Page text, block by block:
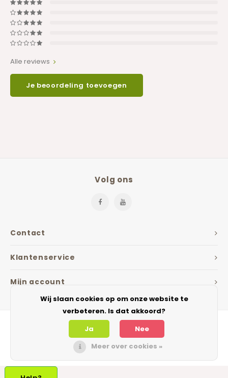
Alle reviews
Je beoordeling toevoegen
Contact
Volg ons
Klantenservice
Mijn account
Wij slaan cookies op om onze website te
verbeteren. Is dat akkoord?
Ja
Nee
Meer over cookies »